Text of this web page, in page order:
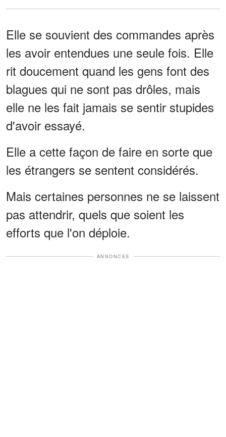
Elle se souvient des commandes après
les avoir entendues une seule fois. Elle
rit doucement quand les gens font des
blagues qui ne sont pas drôles, mais
elle ne les fait jamais se sentir stupides
d'avoir essayé.
Elle a cette façon de faire en sorte que
les étrangers se sentent considérés.
Mais certaines personnes ne se laissent
pas attendrir, quels que soient les
efforts que l'on déploie.
ANNONCES